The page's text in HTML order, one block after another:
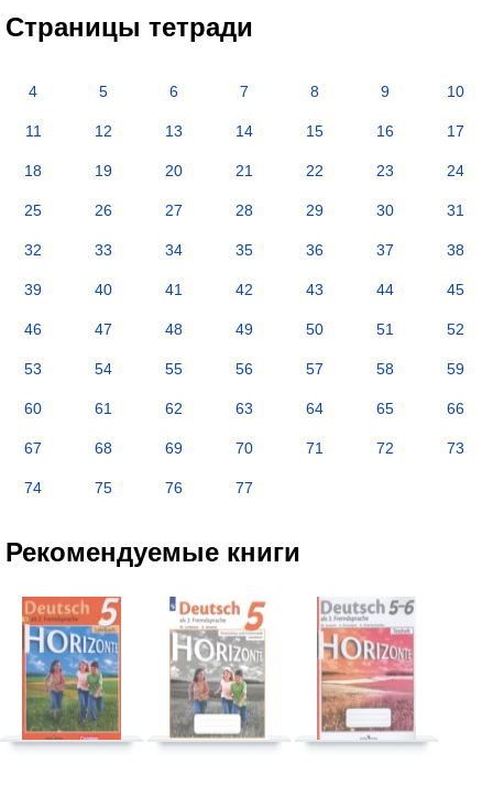
Страницы тетради
4 5 6 7 8 9 10
11 12 13 14 15 16 17
18 19 20 21 22 23 24
25 26 27 28 29 30 31
32 33 34 35 36 37 38
39 40 41 42 43 44 45
46 47 48 49 50 51 52
53 54 55 56 57 58 59
60 61 62 63 64 65 66
67 68 69 70 71 72 73
74 75 76 77
Рекомендуемые книги